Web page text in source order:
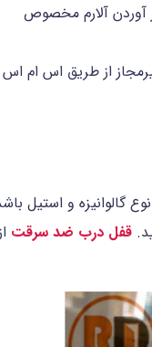
آوردن آلارم مخصوص
از طریق اس ام
و استیل
قفل درب ضد سرقت